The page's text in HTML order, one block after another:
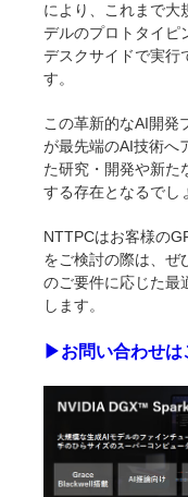
により、これまで大
デルのプロトタイピ
デスクサイドで実行
す。
この革新的なAI開発
が最先端のAI技術へ
た研究・開発や新た
する存在となるでし
NTTPCはお客様の
をご検討の際は、ぜ
のご要件に応じた最
します。
▶︎お問い合わせは